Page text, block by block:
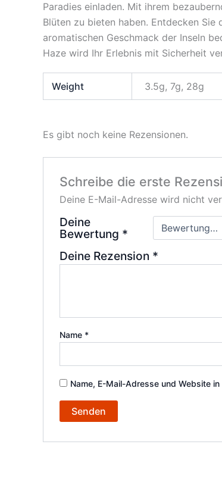
Paradies einladen. Mit ihrem
Blüten zu bieten haben. Entdecken
aromatischen Geschmack der Inseln
Haze wird Ihr Erlebnis mit Sicherheit
Weight 3.5g, 7g, 28g
Es gibt noch keine Rezensionen.
Schreibe die erste
Deine E-Mail-Adresse wird nicht
Deine
Bewertung *
Deine Rezension *
Name *
Name, E-Mail-Adresse und Website